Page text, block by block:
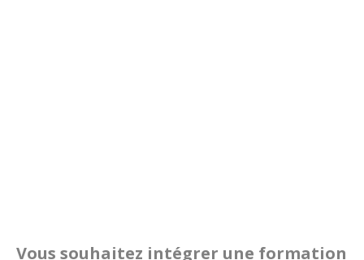
Vous souhaitez intégrer une formation